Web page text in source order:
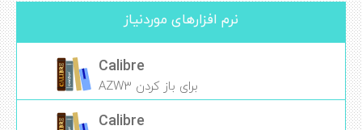
نرم افزارهای موردنیاز
Calibre
برای باز کردن AZW3
Calibre